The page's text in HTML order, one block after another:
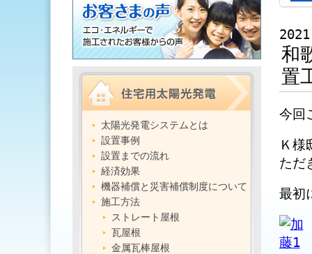
太陽光発電システムとは
設置事例
設置までの流れ
経済効果
機器補償と災害補償制度について
施工方法
ストレート屋根
瓦屋根
金属瓦棒屋根
和
置
今回
Ｋ様
ただ
最初